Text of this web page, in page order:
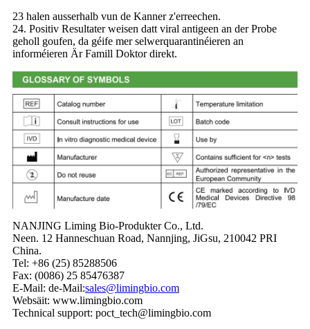
23 halen ausserhalb vun de Kanner z'erreechen.
24. Positiv Resultater weisen datt viral antigeen an der Probe
geholl goufen, da géife mer selwerquarantinéieren an
informéieren Är Famill Doktor direkt.
NANJING Liming Bio-Produkter Co., Ltd.
Neen. 12 Hanneschuan Road, Nannjing, JiGsu, 210042 PRI
China.
Tel: +86 (25) 85288506
Fax: (0086) 25 85476387
E-Mail: de-Mail:sales@limingbio.com
Websäit: www.limingbio.com
Technical support: poct_tech@limingbio.com